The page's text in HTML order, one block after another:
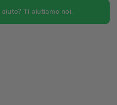
Ti aiutiamo noi.